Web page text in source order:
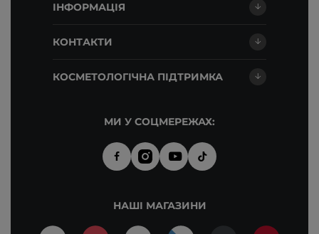
ІНФОРМАЦІЯ
КОНТАКТИ
КОСМЕТОЛОГІЧНА ПІДТРИМКА
МИ У СОЦМЕРЕЖАХ:
НАШІ МАГАЗИНИ